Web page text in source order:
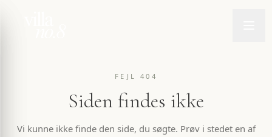
FEJL 404
Siden findes ikke
Vi kunne ikke finde den side, du søgte. Prøv i stedet en af